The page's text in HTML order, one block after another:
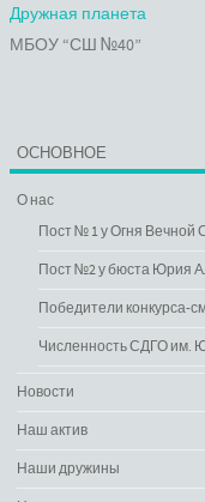
Дружная планета
МБОУ “СШ №40”
ОСНОВНОЕ
О нас
Пост № 1 у Огня Вечной
Пост №2 у бюста Юрия
Победители конкурса-
Численность СДГО им.
Новости
Наш актив
Наши дружины